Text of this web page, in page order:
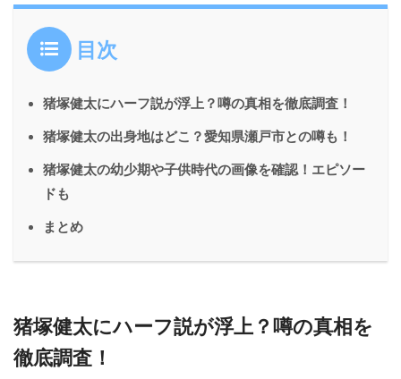
目次
猪塚健太にハーフ説が浮上？噂の真相を徹底調査！
猪塚健太の出身地はどこ？愛知県瀬戸市との噂も！
猪塚健太の幼少期や子供時代の画像を確認！エピソー
ドも
まとめ
猪塚健太にハーフ説が浮上？噂の真相を
徹底調査！